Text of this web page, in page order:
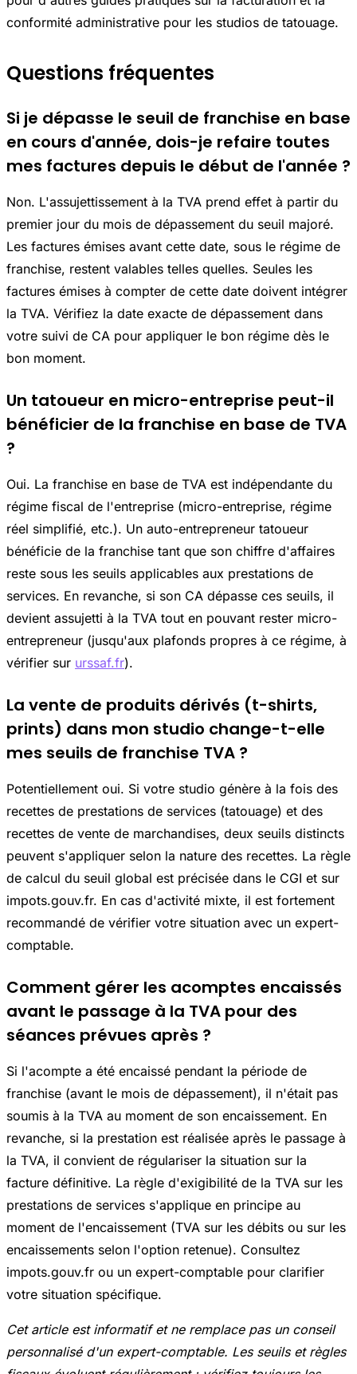
conformité administrative pour les studios de tatouage.
Questions fréquentes
Si je dépasse le seuil de franchise en base
en cours d'année, dois-je refaire toutes
mes factures depuis le début de l'année ?
Non. L'assujettissement à la TVA prend effet à partir du
premier jour du mois de dépassement du seuil majoré.
Les factures émises avant cette date, sous le régime de
franchise, restent valables telles quelles. Seules les
factures émises à compter de cette date doivent intégrer
la TVA. Vérifiez la date exacte de dépassement dans
votre suivi de CA pour appliquer le bon régime dès le
bon moment.
Un tatoueur en micro-entreprise peut-il
bénéficier de la franchise en base de TVA
?
Oui. La franchise en base de TVA est indépendante du
régime fiscal de l'entreprise (micro-entreprise, régime
réel simplifié, etc.). Un auto-entrepreneur tatoueur
bénéficie de la franchise tant que son chiffre d'affaires
reste sous les seuils applicables aux prestations de
services. En revanche, si son CA dépasse ces seuils, il
devient assujetti à la TVA tout en pouvant rester micro-
entrepreneur (jusqu'aux plafonds propres à ce régime, à
vérifier sur urssaf.fr).
La vente de produits dérivés (t-shirts,
prints) dans mon studio change-t-elle
mes seuils de franchise TVA ?
Potentiellement oui. Si votre studio génère à la fois des
recettes de prestations de services (tatouage) et des
recettes de vente de marchandises, deux seuils distincts
peuvent s'appliquer selon la nature des recettes. La règle
de calcul du seuil global est précisée dans le CGI et sur
impots.gouv.fr. En cas d'activité mixte, il est fortement
recommandé de vérifier votre situation avec un expert-
comptable.
Comment gérer les acomptes encaissés
avant le passage à la TVA pour des
séances prévues après ?
Si l'acompte a été encaissé pendant la période de
franchise (avant le mois de dépassement), il n'était pas
soumis à la TVA au moment de son encaissement. En
revanche, si la prestation est réalisée après le passage à
la TVA, il convient de régulariser la situation sur la
facture définitive. La règle d'exigibilité de la TVA sur les
prestations de services s'applique en principe au
moment de l'encaissement (TVA sur les débits ou sur les
encaissements selon l'option retenue). Consultez
impots.gouv.fr ou un expert-comptable pour clarifier
votre situation spécifique.
Cet article est informatif et ne remplace pas un conseil
personnalisé d'un expert-comptable. Les seuils et règles